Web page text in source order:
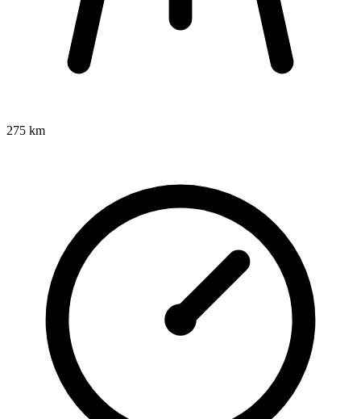
275 km